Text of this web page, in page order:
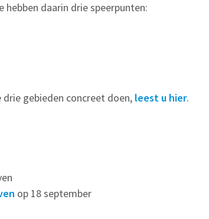
hebben daarin drie speerpunten:
gebieden concreet doen, leest u hier.
op 18 september